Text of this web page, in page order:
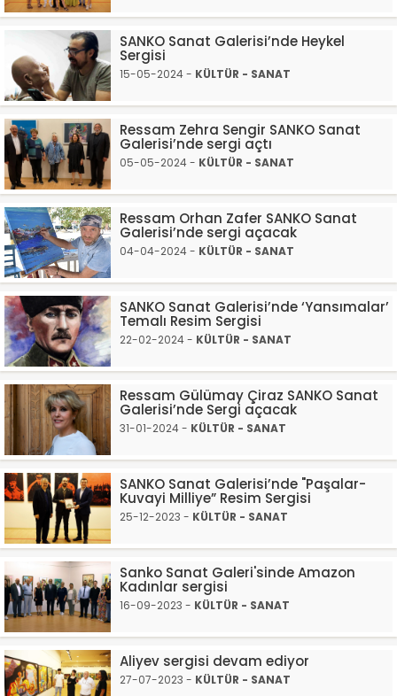
SANKO Sanat Galerisi’nde Heykel
Sergisi
15-05-2024 - KÜLTÜR - SANAT
Ressam Zehra Sengir SANKO Sanat
Galerisi’nde sergi açtı
05-05-2024 - KÜLTÜR - SANAT
Ressam Orhan Zafer SANKO Sanat
Galerisi’nde sergi açacak
04-04-2024 - KÜLTÜR - SANAT
SANKO Sanat Galerisi’nde ‘Yansımalar’
Temalı Resim Sergisi
22-02-2024 - KÜLTÜR - SANAT
Ressam Gülümay Çiraz SANKO Sanat
Galerisi’nde Sergi açacak
31-01-2024 - KÜLTÜR - SANAT
SANKO Sanat Galerisi’nde "Paşalar-
Kuvayi Milliye” Resim Sergisi
25-12-2023 - KÜLTÜR - SANAT
Sanko Sanat Galeri'sinde Amazon
Kadınlar sergisi
16-09-2023 - KÜLTÜR - SANAT
Aliyev sergisi devam ediyor
27-07-2023 - KÜLTÜR - SANAT